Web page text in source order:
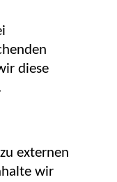
diese
externen
wir